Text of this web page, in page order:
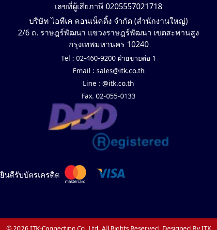
เลขที่ผู้เสียภาษี 0205557021718
บริษัท ไอทีเค คอนเน็คติ้ง จำกัด (สำนักงานใหญ่)
2/6 ถ. ราษฎร์พัฒนา แขวงราษฎร์พัฒนา เขตสะพานสูง
กรุงเทพมหานคร 10240
Tel : 02-460-9200 ฝ่ายขายต่อ 1
Email : sales@itk.co.th
Line : @itk.co.th
Fax. 02-055-0133
ยินดีรับบัตรเครดิต